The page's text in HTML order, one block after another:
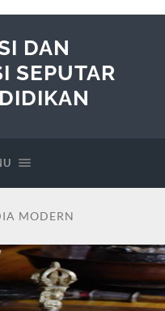
DAN
SEPUTAR
MODERN